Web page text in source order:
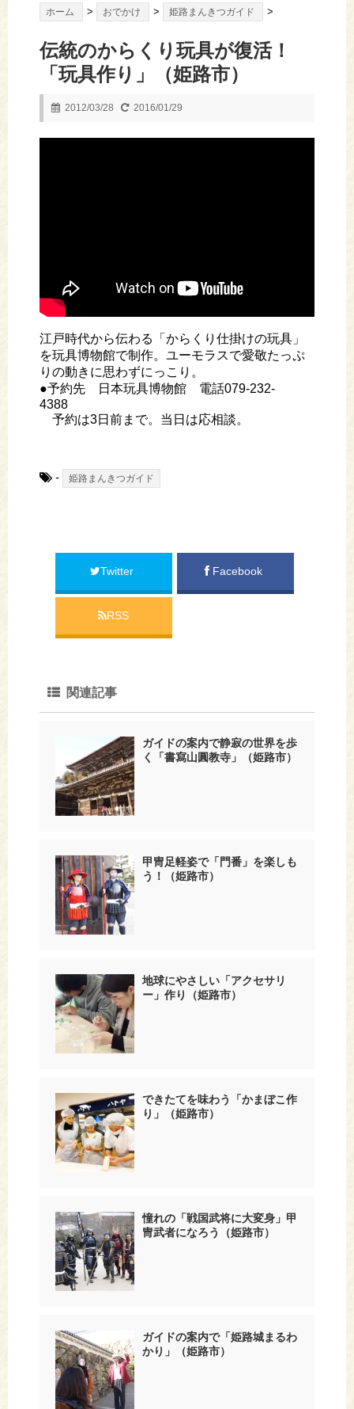
ホーム > おでかけ > 姫路まんきつガイド >
伝統のからくり玩具が復活！
「玩具作り」（姫路市）
2012/03/28 2016/01/29
江戸時代から伝わる「からくり仕掛けの玩具」
を玩具博物館で制作。ユーモラスで愛敬たっぷ
りの動きに思わずにっこり。
●予約先 日本玩具博物館 電話079-232-
4388
予約は3日前まで。当日は応相談。
- 姫路まんきつガイド
Twitter Facebook
RSS
関連記事
ガイドの案内で静寂の世界を歩
く「書寫山圓教寺」（姫路市）
甲冑足軽姿で「門番」を楽しも
う！（姫路市）
地球にやさしい「アクセサリ
ー」作り（姫路市）
できたてを味わう「かまぼこ作
り」（姫路市）
憧れの「戦国武将に大変身」甲
冑武者になろう（姫路市）
ガイドの案内で「姫路城まるわ
かり」（姫路市）